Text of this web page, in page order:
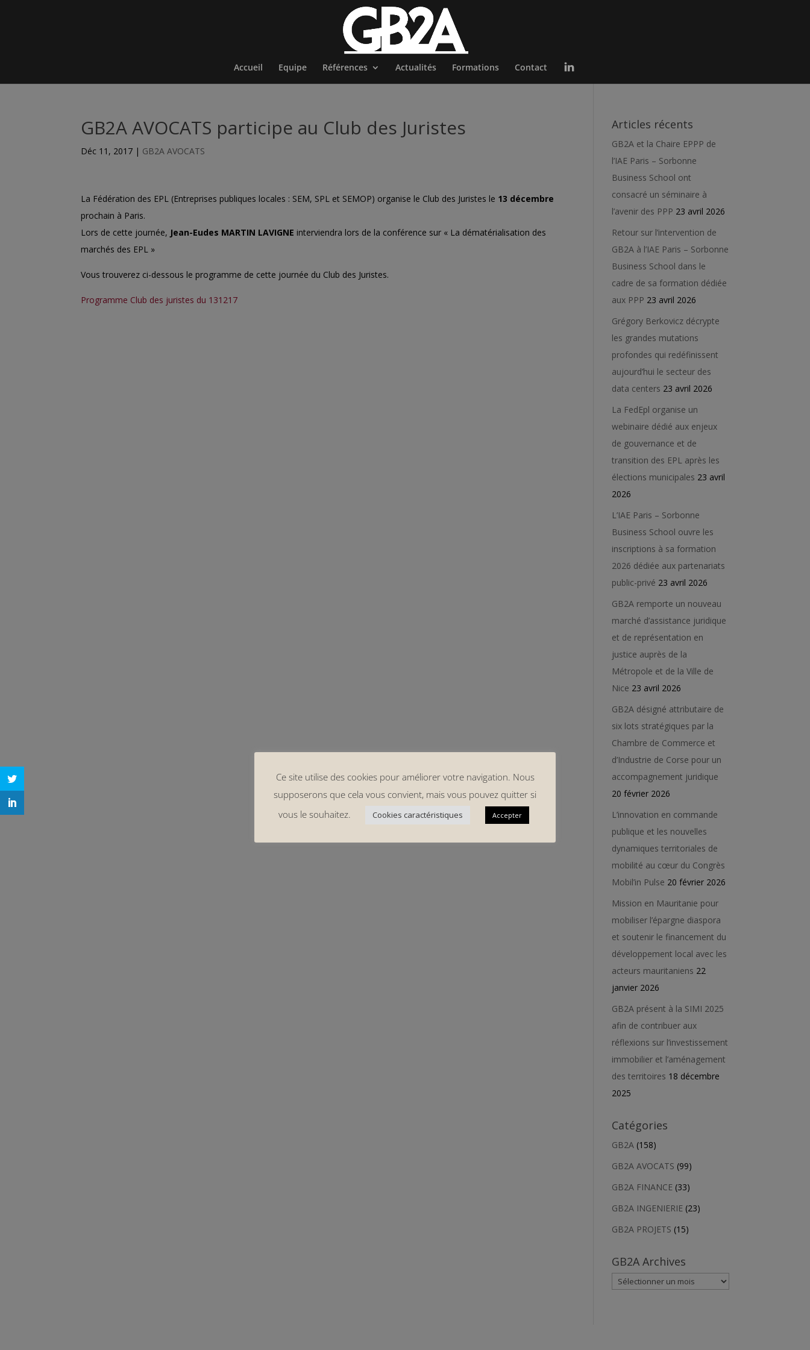
Accueil Equipe Références Actualités Formations Contact
n
GB2A AVOCATS participe au Club des Juristes
Déc 11, 2017 | GB2A AVOCATS
La Fédération des EPL (Entreprises publiques locales : SEM, SPL et SEMOP) organise le Club des Juristes le 13 décembre
prochain à Paris.
Lors de cette journée, Jean-Eudes MARTIN LAVIGNE interviendra lors de la conférence sur « La dématérialisation des
marchés des EPL »
Vous trouverez ci-dessous le programme de cette journée du Club des Juristes.
Programme Club des juristes du 131217
Articles récents
GB2A et la Chaire EPPP de
l’IAE Paris – Sorbonne
Business School ont
consacré un séminaire à
l’avenir des PPP 23 avril 2026
Retour sur l’intervention de
GB2A à l’IAE Paris – Sorbonne
Business School dans le
cadre de sa formation dédiée
aux PPP 23 avril 2026
Grégory Berkovicz décrypte
les grandes mutations
profondes qui redéfinissent
aujourd’hui le secteur des
data centers 23 avril 2026
La FedEpl organise un
webinaire dédié aux enjeux
de gouvernance et de
transition des EPL après les
élections municipales 23 avril
2026
L’IAE Paris – Sorbonne
Business School ouvre les
inscriptions à sa formation
2026 dédiée aux partenariats
public-privé 23 avril 2026
GB2A remporte un nouveau
marché d’assistance juridique
et de représentation en
justice auprès de la
Métropole et de la Ville de
Nice 23 avril 2026
GB2A désigné attributaire de
six lots stratégiques par la
Chambre de Commerce et
d’Industrie de Corse pour un
accompagnement juridique
20 février 2026
L’innovation en commande
publique et les nouvelles
dynamiques territoriales de
mobilité au cœur du Congrès
Mobil’in Pulse 20 février 2026
Mission en Mauritanie pour
mobiliser l’épargne diaspora
et soutenir le financement du
développement local avec les
acteurs mauritaniens 22
janvier 2026
GB2A présent à la SIMI 2025
afin de contribuer aux
réflexions sur l’investissement
immobilier et l’aménagement
des territoires 18 décembre
2025
Catégories
GB2A (158)
GB2A AVOCATS (99)
GB2A FINANCE (33)
GB2A INGENIERIE (23)
GB2A PROJETS (15)
GB2A Archives
GB2A
Ce site utilise des cookies pour améliorer votre navigation. Nous
supposerons que cela vous convient, mais vous pouvez quitter si
vous le souhaitez.
Cookies caractéristiques Accepter